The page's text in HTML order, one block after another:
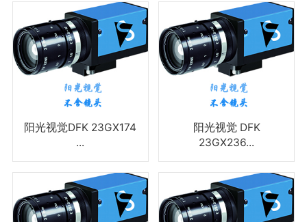
阳光视觉DFK 23GX174
...
阳光视觉 DFK
23GX236...